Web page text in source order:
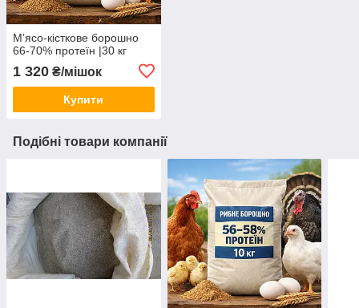
Мʼясо-кісткове борошно
66-70% протеїн |30 кг
1 320 ₴/мішок
Купити
Подібні товари компанії